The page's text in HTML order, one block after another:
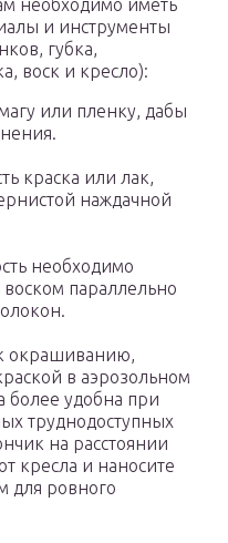
необходимо иметь
и инструменты
губка,
воск и кресло):
или пленку, дабы
краска или лак,
наждачной
необходимо
параллельно
окрашиванию,
в аэрозольном
более удобна при
труднодоступных
на расстоянии
кресла и наносите
для ровного